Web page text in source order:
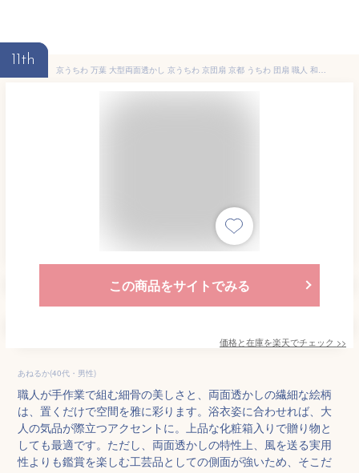
11th
京うちわ 万葉 大型両面透かし 京うちわ 京団扇 京都 うちわ 団扇 職人 和紙 和風 和柄 和モダン 箱入り おしゃれ インテリア 贈り物 お土産 海外 プレゼント 日本製 国産 ナチュラル シンプル 北欧 レトロ 西海岸 ミッドセンチュリー megl
この商品をサイトでみる
価格と在庫を楽天でチェック >>
あねるか(40代・男性)
職人が手作業で組む細骨の美しさと、両面透かしの繊細な絵柄
は、置くだけで空間を雅に彩ります。浴衣姿に合わせれば、大
人の気品が際立つアクセントに。上品な化粧箱入りで贈り物と
しても最適です。ただし、両面透かしの特性上、風を送る実用
性よりも鑑賞を楽しむ工芸品としての側面が強いため、そこだ